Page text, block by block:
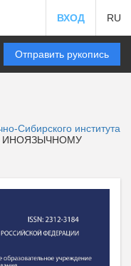
ВХОД RU
Отправить рукопись
Сибирского института
ИНОЯЗЫЧНОМУ